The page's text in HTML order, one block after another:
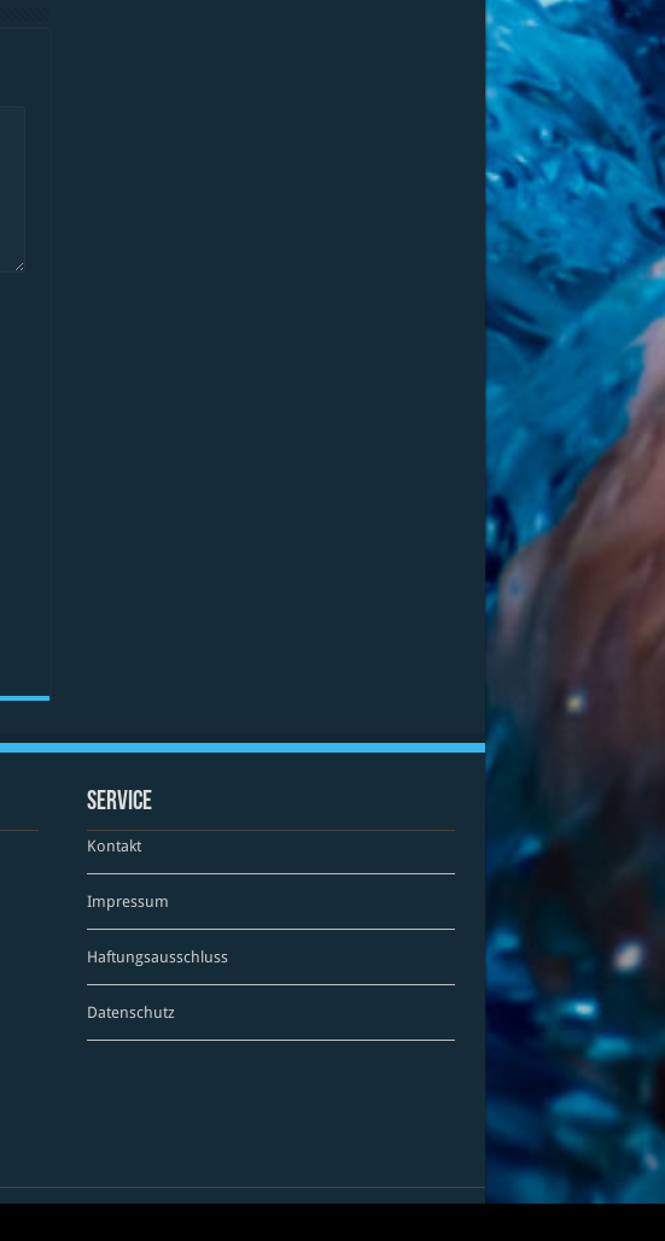
Service
Kontakt
Impressum
Haftungsausschluss
Datenschutz